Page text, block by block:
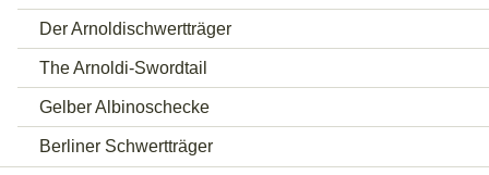
Der Arnoldischwertträger
The Arnoldi-Swordtail
Gelber Albinoschecke
Berliner Schwertträger